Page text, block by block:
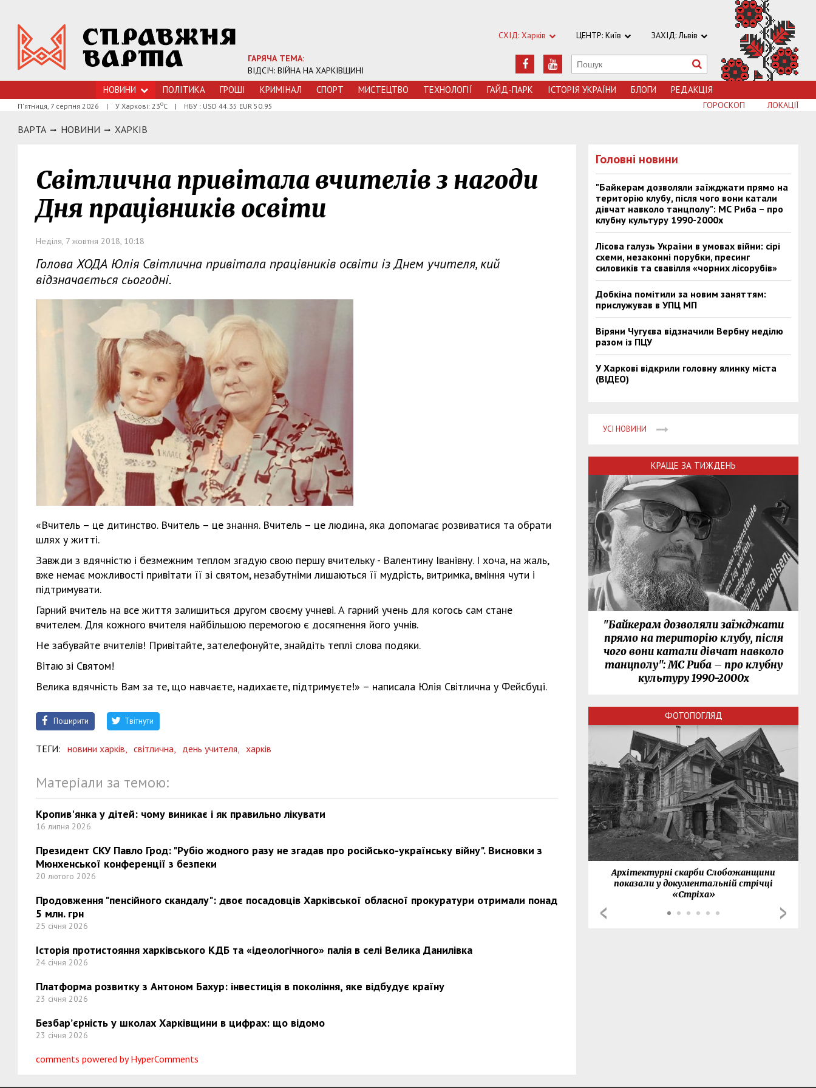
ГАРЯЧА ТЕМА:
ВІДСІЧ: ВІЙНА НА ХАРКІВЩИНІ
СХІД: Харків ЦЕНТР: Київ ЗАХІД: Львів
НОВИНИ ПОЛІТИКА ГРОШI КРИМIНАЛ СПОРТ МИСТЕЦТВО ТЕХНОЛОГIЇ ГАЙД-ПАРК ІСТОРІЯ УКРАЇНИ БЛОГИ РЕДАКЦІЯ
П'ятниця, 7 серпня 2026 | У Харкові: 23оС | НБУ : USD 44.35 EUR 50.95 ЛОКАЦІЇ
ГОРОСКОП
ВАРТА НОВИНИ ХАРКIВ
Світлична привітала вчителів з нагоди
Дня працівників освіти
Неділя, 7 жовтня 2018, 10:18
Голова ХОДА Юлія Світлична привітала працівників освіти із Днем учителя, кий
відзначається сьогодні.
«Вчитель – це дитинство. Вчитель – це знання. Вчитель – це людина, яка допомагає розвиватися та обрати
шлях у житті.
Завжди з вдячністю і безмежним теплом згадую свою першу вчительку - Валентину Іванівну. І хоча, на жаль,
вже немає можливості привітати її зі святом, незабутніми лишаються її мудрість, витримка, вміння чути і
підтримувати.
Гарний вчитель на все життя залишиться другом своєму учневі. А гарний учень для когось сам стане
вчителем. Для кожного вчителя найбільшою перемогою є досягнення його учнів.
Не забувайте вчителів! Привітайте, зателефонуйте, знайдіть теплі слова подяки.
Вітаю зі Святом!
Велика вдячність Вам за те, що навчаєте, надихаєте, підтримуєте!» – написала Юлія Світлична у Фейсбуці.
Поширити Твітнути
ТЕГИ: новини харків, світлична, день учителя, харків
Матеріали за темою:
Кропив'янка у дітей: чому виникає і як правильно лікувати
16 липня 2026
Президент СКУ Павло Грод: "Рубіо жодного разу не згадав про російсько-українську війну". Висновки з
Мюнхенської конференції з безпеки
20 лютого 2026
Продовження "пенсійного скандалу": двоє посадовців Харківської обласної прокуратури отримали понад
5 млн. грн
25 січня 2026
Історія протистояння харківського КДБ та «ідеологічного» палія в селі Велика Данилівка
24 січня 2026
Платформа розвитку з Антоном Бахур: інвестиція в покоління, яке відбудує країну
23 січня 2026
Безбар’єрність у школах Харківщини в цифрах: що відомо
23 січня 2026
comments powered by HyperComments
Головні новини
"Байкерам дозволяли заїжджати прямо на
територію клубу, після чого вони катали
дівчат навколо танцполу": МС Риба – про
клубну культуру 1990-2000х
Лісова галузь України в умовах війни: сірі
схеми, незаконні порубки, пресинг
силовиків та свавілля «чорних лісорубів»
Добкіна помітили за новим заняттям:
прислужував в УПЦ МП
Віряни Чугуєва відзначили Вербну неділю
разом із ПЦУ
У Харкові відкрили головну ялинку міста
(ВІДЕО)
УСІ НОВИНИ
КРАЩЕ ЗА ТИЖДЕНЬ
"Байкерам дозволяли заїжджати
прямо на територію клубу, після
чого вони катали дівчат навколо
танцполу": МС Риба – про клубну
культуру 1990-2000х
ФОТОПОГЛЯД
Архітектурні скарби Слобожанщини
показали у документальній стрічці
«Стріха»